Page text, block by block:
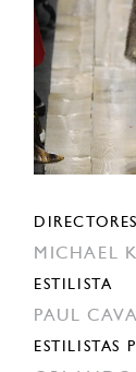
MICHAEL
ESTILISTA
PAUL
ESTILISTAS